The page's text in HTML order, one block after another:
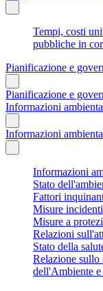
Tempi, costi
pubbliche in
Pianificazione e
Pianificazione e
Informazioni
Informazioni
Informazioni
Stato
Fattori
Misure
Misure a
Relazioni
Stato della
Relazione sullo
dell'Ambiente